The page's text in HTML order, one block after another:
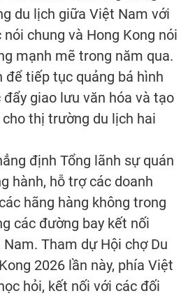
du lịch giữa Việt Nam với
chung và Hong Kong nói
mạnh mẽ trong năm qua.
để tiếp tục quảng bá hình
giao lưu văn hóa và tạo
thị trường du lịch hai
định Tổng lãnh sự quán
hành, hỗ trợ các doanh
hãng hàng không trong
các đường bay kết nối
Tham dự Hội chợ Du
2026 lần này, phía Việt
hỏi, kết nối với các đối